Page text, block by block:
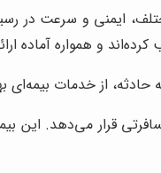
ایمنی و سرعت در
و همواره آماده
از خدمات بیمه‌ای
قرار می‌دهد. این